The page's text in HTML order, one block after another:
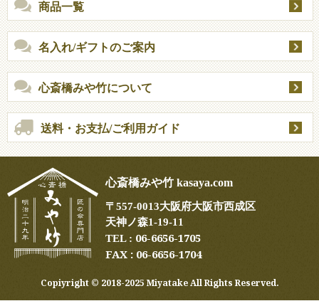
商品一覧
名入れ/ギフトのご案内
心斎橋みや竹について
送料・お支払/ご利用ガイド
心斎橋みや竹 kasaya.com
〒557-0013大阪府大阪市西成区
天神ノ森1-19-11
TEL : 06-6656-1705
FAX : 06-6656-1704
Copiyright ©︎ 2018-2025 Miyatake All Rights Reserved.